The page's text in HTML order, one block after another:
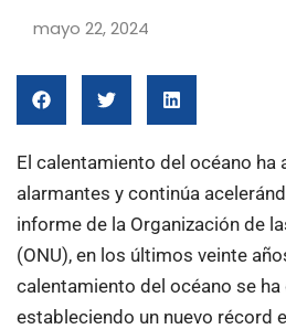
mayo 22, 2024
El calentamiento del océano ha
alarmantes y continúa
informe de la Organización de
(ONU), en los últimos veinte
calentamiento del océano se
estableciendo un nuevo récord